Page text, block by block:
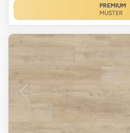
PREMIUM
MUSTER